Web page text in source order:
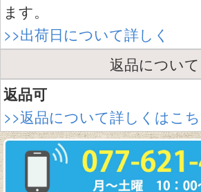
ます。
>>出荷日について詳しく
返品について
返品可
>>返品について詳しくはこ